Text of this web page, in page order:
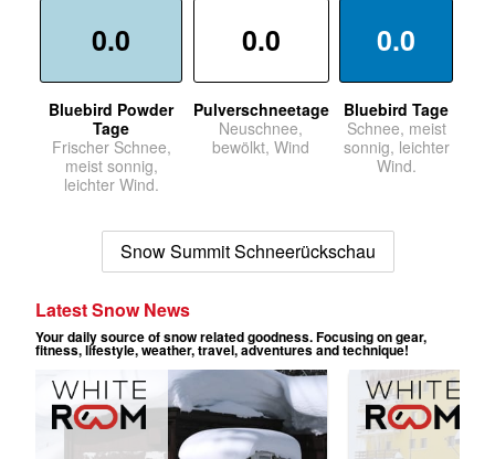
0.0
Bluebird Powder
Tage
Frischer Schnee,
meist sonnig,
leichter Wind.
0.0
Pulverschneetage
Neuschnee,
bewölkt, Wind
0.0
Bluebird Tage
Schnee, meist
sonnig, leichter
Wind.
Snow Summit Schneerückschau